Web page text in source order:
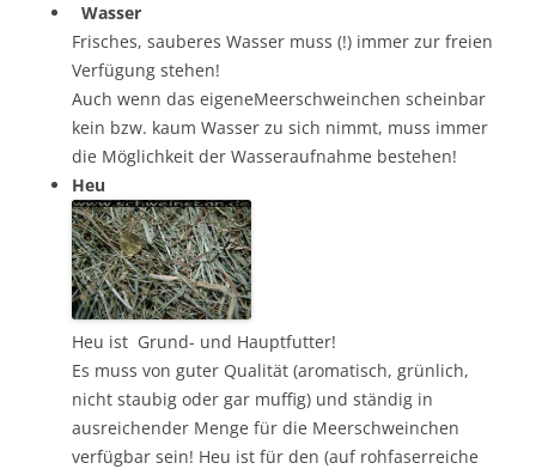
Wasser
Frisches, sauberes Wasser muss (!) immer zur freien
Verfügung stehen!
Auch wenn das eigeneMeerschweinchen scheinbar
kein bzw. kaum Wasser zu sich nimmt, muss immer
die Möglichkeit der Wasseraufnahme bestehen!
Heu
Heu ist Grund- und Hauptfutter!
Es muss von guter Qualität (aromatisch, grünlich,
nicht staubig oder gar muffig) und ständig in
ausreichender Menge für die Meerschweinchen
verfügbar sein! Heu ist für den (auf rohfaserreiche